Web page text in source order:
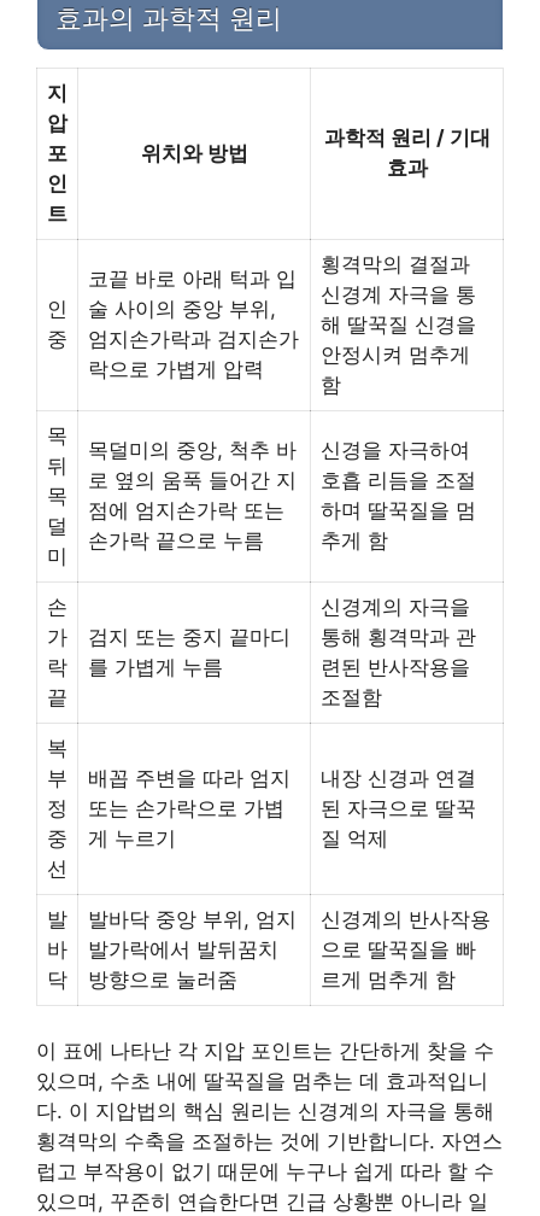
효과의 과학적 원리
지
압
포
인
트
위치와 방법
과학적 원리 / 기대
효과
인
중
코끝 바로 아래 턱과 입
술 사이의 중앙 부위,
엄지손가락과 검지손가
락으로 가볍게 압력
횡격막의 결절과
신경계 자극을 통
해 딸꾹질 신경을
안정시켜 멈추게
함
목
뒤
목
덜
미
목덜미의 중앙, 척추 바
로 옆의 움푹 들어간 지
점에 엄지손가락 또는
손가락 끝으로 누름
신경을 자극하여
호흡 리듬을 조절
하며 딸꾹질을 멈
추게 함
손
가
락
끝
검지 또는 중지 끝마디
를 가볍게 누름
신경계의 자극을
통해 횡격막과 관
련된 반사작용을
조절함
복
부
정
중
선
배꼽 주변을 따라 엄지
또는 손가락으로 가볍
게 누르기
내장 신경과 연결
된 자극으로 딸꾹
질 억제
발
바
닥
발바닥 중앙 부위, 엄지
발가락에서 발뒤꿈치
방향으로 눌러줌
신경계의 반사작용
으로 딸꾹질을 빠
르게 멈추게 함
이 표에 나타난 각 지압 포인트는 간단하게 찾을 수
있으며, 수초 내에 딸꾹질을 멈추는 데 효과적입니
다. 이 지압법의 핵심 원리는 신경계의 자극을 통해
횡격막의 수축을 조절하는 것에 기반합니다. 자연스
럽고 부작용이 없기 때문에 누구나 쉽게 따라 할 수
있으며, 꾸준히 연습한다면 긴급 상황뿐 아니라 일